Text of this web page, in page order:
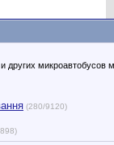
других микроавтобусов
(280/9120)